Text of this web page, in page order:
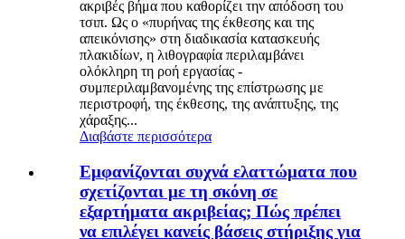
ακριβές βήμα που καθορίζει την απόδοση του
τσιπ. Ως ο «πυρήνας της έκθεσης και της
απεικόνισης» στη διαδικασία κατασκευής
πλακιδίων, η λιθογραφία περιλαμβάνει
ολόκληρη τη ροή εργασίας -
συμπεριλαμβανομένης της επίστρωσης με
περιστροφή, της έκθεσης, της ανάπτυξης, της
χάραξης...
Διαβάστε περισσότερα
Εμφανίζονται συχνά ελαττώματα που
σχετίζονται με τη σκόνη σε
εξαρτήματα ακριβείας; Πώς πρέπει
να επιλέγει κανείς βάσεις στήριξης για